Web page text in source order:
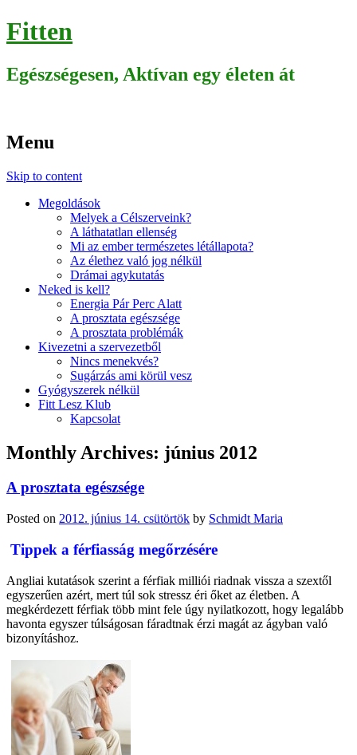
Fitten
Egészségesen, Aktívan egy életen át
Menu
Skip to content
Megoldások
Melyek a Célszerveink?
A láthatatlan ellenség
Mi az ember természetes létállapota?
Az élethez való jog nélkül
Drámai agykutatás
Neked is kell?
Energia Pár Perc Alatt
A prosztata egészsége
A prosztata problémák
Kivezetni a szervezetből
Nincs menekvés?
Sugárzás ami körül vesz
Gyógyszerek nélkül
Fitt Lesz Klub
Kapcsolat
Monthly Archives: június 2012
A prosztata egészsége
Posted on 2012. június 14. csütörtök by Schmidt Maria
Tippek a férfiasság megőrzésére
Angliai kutatások szerint a férfiak milliói riadnak vissza a szextől
egyszerűen azért, mert túl sok stressz éri őket az életben. A
megkérdezett férfiak több mint fele úgy nyilatkozott, hogy legalább
havonta egyszer túlságosan fáradtnak érzi magát az ágyban való
bizonyításhoz.